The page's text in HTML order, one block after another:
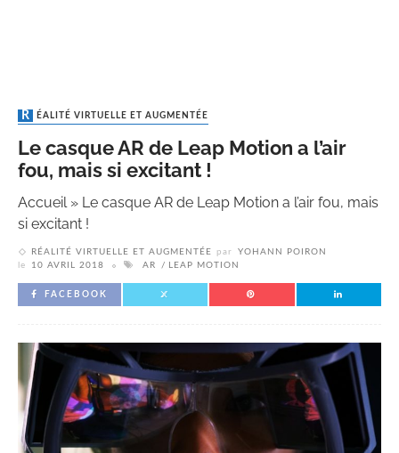
RÉALITÉ VIRTUELLE ET AUGMENTÉE
Le casque AR de Leap Motion a l’air
fou, mais si excitant !
Accueil» Le casque AR de Leap Motion a l’air fou, mais
si excitant !
RÉALITÉ VIRTUELLE ET AUGMENTÉE par
YOHANN POIRON
le
10 AVRIL 2018 AR LEAP MOTION
FACEBOOK